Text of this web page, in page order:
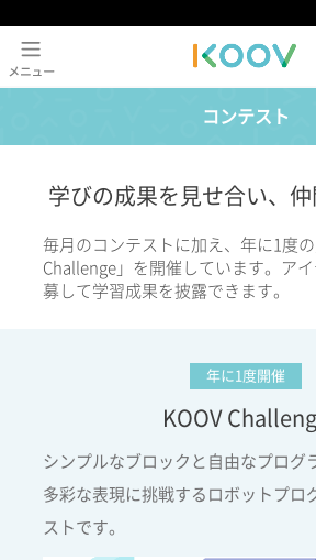
コンテスト
学びの成果を見せ合い、仲
毎月のコンテストに加え、年に1度
Challenge」を開催しています。ア
募して学習成果を披露できます。
年に1度開催
KOOV
シンプルなブロックと自由なプログ
多彩な表現に挑戦するロボットプロ
ストです。